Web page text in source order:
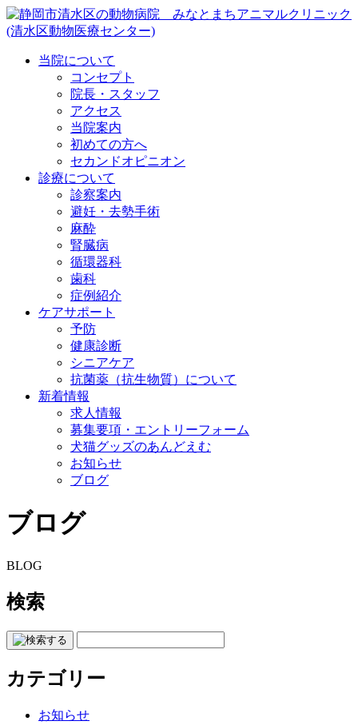
当院について
コンセプト
院長・スタッフ
アクセス
当院案内
初めての方へ
セカンドオピニオン
診療について
診察案内
避妊・去勢手術
麻酔
腎臓病
循環器科
歯科
症例紹介
ケアサポート
予防
健康診断
シニアケア
抗菌薬（抗生物質）について
新着情報
求人情報
募集要項・エントリーフォーム
犬猫グッズのあんどえむ
お知らせ
ブログ
ブログ
BLOG
検索
カテゴリー
お知らせ